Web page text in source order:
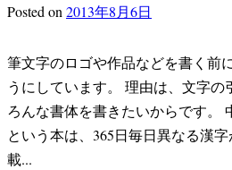
Posted on 2013年8月6日
筆文字のロゴや作品などを書く前
うにしています。 理由は、文字
ろんな書体を書きたいからです。
という本は、365日毎日異なる漢
載...